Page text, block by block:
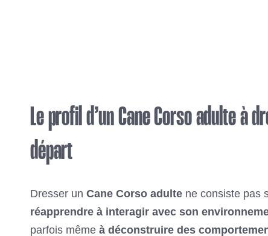
Le profil d’un Cane Corso adulte à
départ
Dresser un Cane Corso adulte ne consiste pas
réapprendre à interagir avec son
parfois même à déconstruire des